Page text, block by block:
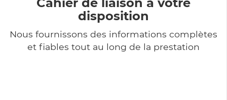
disposition
Nous fournissons des informations complètes
et fiables tout au long de la prestation